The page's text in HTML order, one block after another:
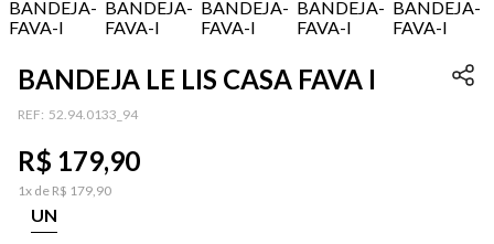
BANDEJA LE LIS CASA FAVA I
: 52.94.0133_94
R$ 179,90
1x de R$ 179,90
UN